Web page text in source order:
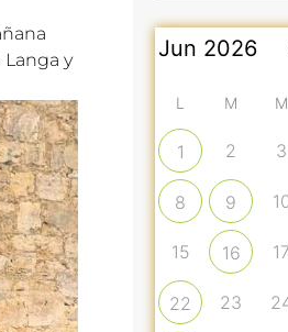
Langa y
L M M
1 2 3
8 9
15 16 17
22 23